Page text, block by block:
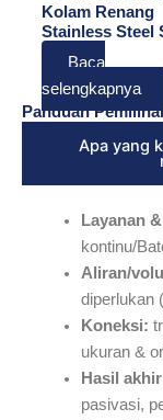
Kolam Renang
Stainless Steel
Baca
selengkapnya
Panduan
Apa yang
Layanan
kontinu/
Aliran/
diperlukan
Koneksi:
ukuran &
Hasil
pasivasi,